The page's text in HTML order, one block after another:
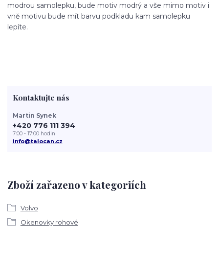
modrou samolepku, bude motiv modrý a vše mimo motiv i
vně motivu bude mít barvu podkladu kam samolepku
lepíte.
Zboží zařazeno v kategoriích
Volvo
Okenovky rohové
Kontaktujte nás
Martin Synek
+420 776 111 394
7:00 - 17:00 hodin
info@talocan.cz